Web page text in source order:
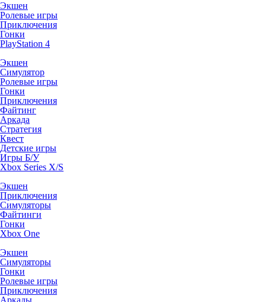
Экшен
Ролевые игры
Приключения
Гонки
PlayStation 4
Экшен
Симулятор
Ролевые игры
Гонки
Приключения
Файтинг
Аркада
Стратегия
Квест
Детские игры
Игры Б/У
Xbox Series X/S
Экшен
Приключения
Симуляторы
Файтинги
Гонки
Xbox One
Экшен
Симуляторы
Гонки
Ролевые игры
Приключения
Аркады